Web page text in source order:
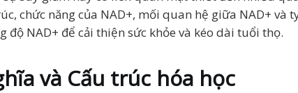
chức năng của NAD+, mối quan hệ giữa NAD+
độ NAD+ để cải thiện sức khỏe và kéo dài tuổi thọ.
và Cấu trúc hóa học